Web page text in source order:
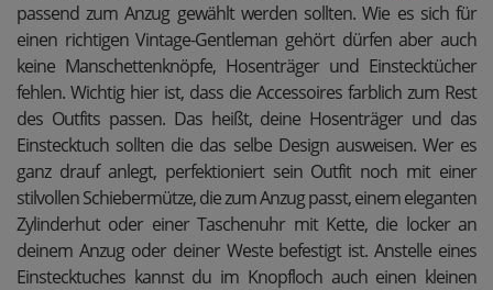
passend zum Anzug gewählt werden sollten. Wie es sich für
einen richtigen Vintage-Gentleman gehört dürfen aber auch
keine Manschettenknöpfe, Hosenträger und Einstecktücher
fehlen. Wichtig hier ist, dass die Accessoires farblich zum Rest
des Outfits passen. Das heißt, deine Hosenträger und das
Einstecktuch sollten die das selbe Design ausweisen. Wer es
ganz drauf anlegt, perfektioniert sein Outfit noch mit einer
stilvollen Schiebermütze, die zum Anzug passt, einem eleganten
Zylinderhut oder einer Taschenuhr mit Kette, die locker an
deinem Anzug oder deiner Weste befestigt ist. Anstelle eines
Einstecktuches kannst du im Knopfloch auch einen kleinen